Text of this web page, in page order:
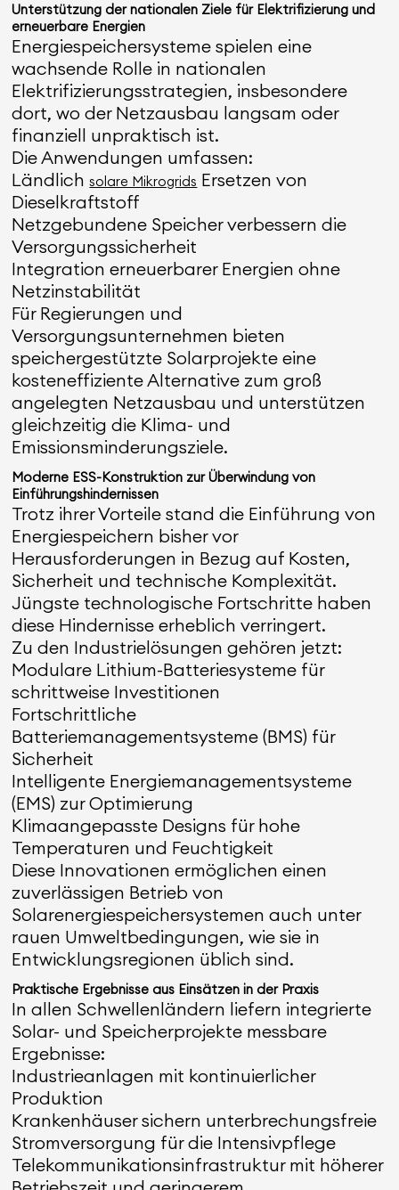
Unterstützung der nationalen Ziele für Elektrifizierung und
erneuerbare Energien
Energiespeichersysteme spielen eine
wachsende Rolle in nationalen
Elektrifizierungsstrategien, insbesondere
dort, wo der Netzausbau langsam oder
finanziell unpraktisch ist.
Die Anwendungen umfassen:
Ländlichsolare Mikrogrids Ersetzen von
Dieselkraftstoff
Netzgebundene Speicher verbessern die
Versorgungssicherheit
Integration erneuerbarer Energien ohne
Netzinstabilität
Für Regierungen und
Versorgungsunternehmen bieten
speichergestützte Solarprojekte eine
kosteneffiziente Alternative zum groß
angelegten Netzausbau und unterstützen
gleichzeitig die Klima- und
Emissionsminderungsziele.
Moderne ESS-Konstruktion zur Überwindung von
Einführungshindernissen
Trotz ihrer Vorteile stand die Einführung von
Energiespeichern bisher vor
Herausforderungen in Bezug auf Kosten,
Sicherheit und technische Komplexität.
Jüngste technologische Fortschritte haben
diese Hindernisse erheblich verringert.
Zu den Industrielösungen gehören jetzt:
Modulare Lithium-Batteriesysteme für
schrittweise Investitionen
Fortschrittliche
Batteriemanagementsysteme (BMS) für
Sicherheit
Intelligente Energiemanagementsysteme
(EMS) zur Optimierung
Klimaangepasste Designs für hohe
Temperaturen und Feuchtigkeit
Diese Innovationen ermöglichen einen
zuverlässigen Betrieb von
Solarenergiespeichersystemen auch unter
rauen Umweltbedingungen, wie sie in
Entwicklungsregionen üblich sind.
Praktische Ergebnisse aus Einsätzen in der Praxis
In allen Schwellenländern liefern integrierte
Solar- und Speicherprojekte messbare
Ergebnisse:
Industrieanlagen mit kontinuierlicher
Produktion
Krankenhäuser sichern unterbrechungsfreie
Stromversorgung für die Intensivpflege
Telekommunikationsinfrastruktur mit höherer